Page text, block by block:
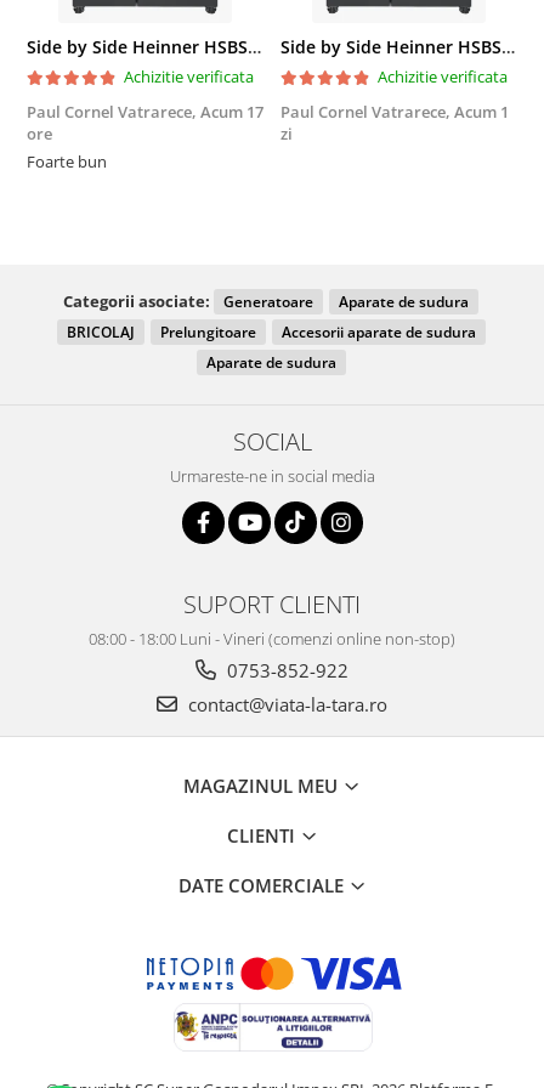
Side by Side Heinner HSBS-HM439NFINVDGWDE++, Total No Frost, Compresor Inverter, Dozator Apa, Display Touch LED, 439 L, Clasa E, Gri Antracit Texturat
Achizitie verificata
Paul Cornel Vatrarece, Acum 17
ore
Foarte bun
Side by Side Heinner HSBS-HM439NFINVDGWDE++, Total No Frost, Compresor Inverter, Dozator Apa, Display Touch LED, 439 L, Clasa E, Gri Antracit Texturat
Achizitie verificata
Paul Cornel Vatrarece, Acum 1
zi
Categorii asociate: Generatoare
Aparate de sudura
BRICOLAJ
Prelungitoare
Accesorii aparate de sudura
Aparate de sudura
SOCIAL
Urmareste-ne in social media
SUPORT CLIENTI
08:00 - 18:00 Luni - Vineri (comenzi online non-stop)
0753-852-922
contact@viata-la-tara.ro
MAGAZINUL MEU
CLIENTI
DATE COMERCIALE